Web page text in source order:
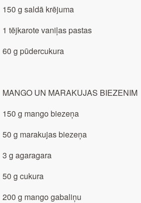
150 g saldā krējuma
1 tējkarote vaniļas pastas
60 g pūdercukura
MANGO UN MARAKUJAS BIEZENIM
150 g mango biezeņa
50 g marakujas biezeņa
3 g agaragara
50 g cukura
200 g mango gabaliņu